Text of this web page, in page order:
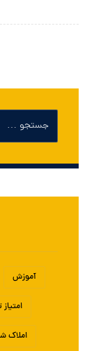
آموزش
املاک